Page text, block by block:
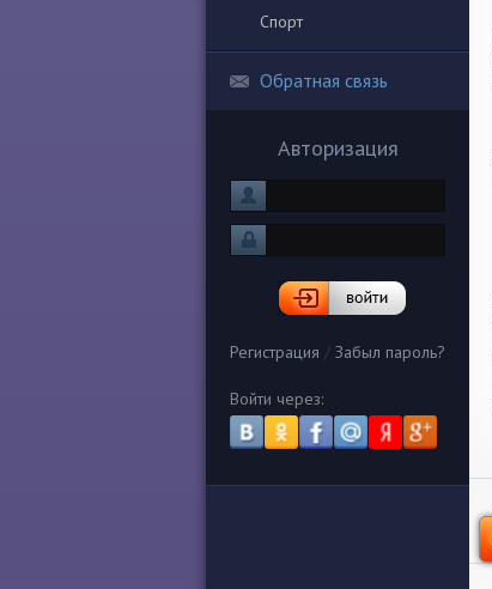
Спорт
Обратная связь
Авторизация
Регистрация / Забыл пароль?
Войти через: